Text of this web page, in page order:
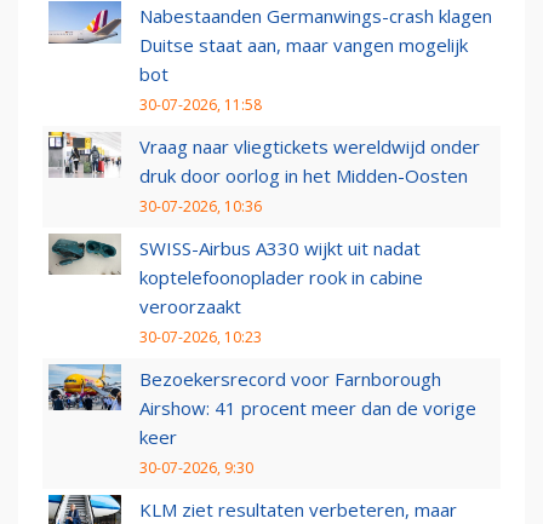
Nabestaanden Germanwings-crash klagen
Duitse staat aan, maar vangen mogelijk
bot
30-07-2026, 11:58
Vraag naar vliegtickets wereldwijd onder
druk door oorlog in het Midden-Oosten
30-07-2026, 10:36
SWISS-Airbus A330 wijkt uit nadat
koptelefoonoplader rook in cabine
veroorzaakt
30-07-2026, 10:23
Bezoekersrecord voor Farnborough
Airshow: 41 procent meer dan de vorige
keer
30-07-2026, 9:30
KLM ziet resultaten verbeteren, maar